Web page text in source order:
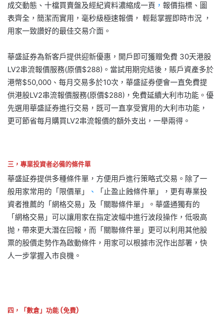
成交動態、十檔買賣盤及經紀資料濃縮成一頁 ， 報價指標、圖
表齊全，簡潔而實用，毫秒級極速報價， 輕鬆掌握即時市況 ，
用家一致讚好的最佳交易介面。
華盛証券為新客戶提供迎新優惠，開戶即可獲贈免費 30天港股
LV2串流報價服務(原價$288)。當試用期完結後，賬戶資產多於
港幣$50,000、每月交易多於10次，華盛証券便會一直免費提
供港股LV2串流報價服務(原價$288)，免費延續大利市功能。優
先選用華盛証券進行交易，既可一直享受實用的大利市功能，
更可節省每月購買LV2串流報價的額外支出，一舉兩得。
三，專業投資者必備的條件單
華盛証券提供多種條件單，方便用戶進行策略式交易。除了一
般用家常用的「限價單」
、
「止盈止蝕條件單」，更有專業投
資者推薦的「網格交易」及「關聯條件單」。華盛通獨有的
「網格交易」可以讓用家在指定波幅中進行波段操作，低吸高
抛，帶來更大潛在回報，而「關聯條件單」更可以利用其他股
票的股價走勢作為啟動條件，用家可以根據市況作出部署，快
人一步掌握入市良機。
四，「數倉」功能 (免費)